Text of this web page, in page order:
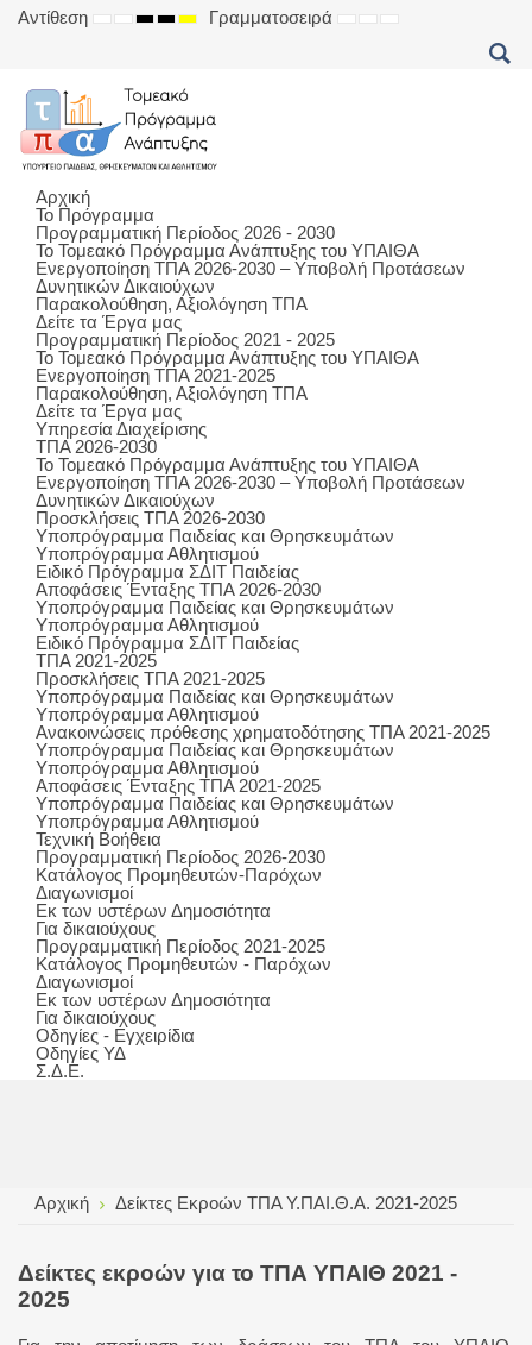
Αντίθεση
DEFAULT
NIGHT
HIGH
MODE
HIGH
MODE
HIGH
MODE
Γραμματοσειρά
SETSETSET
Αρχική
Το Πρόγραμμα
Προγραμματική Περίοδος 2026 - 2030
Το Τομεακό Πρόγραμμα Ανάπτυξης του ΥΠΑΙΘΑ
Ενεργοποίηση ΤΠΑ 2026-2030 – Υποβολή Προτάσεων
Δυνητικών Δικαιούχων
Παρακολούθηση, Αξιολόγηση ΤΠΑ
Δείτε τα Έργα μας
Προγραμματική Περίοδος 2021 - 2025
Το Τομεακό Πρόγραμμα Ανάπτυξης του ΥΠΑΙΘΑ
Ενεργοποίηση ΤΠΑ 2021-2025
Παρακολούθηση, Αξιολόγηση ΤΠΑ
Δείτε τα Έργα μας
Υπηρεσία Διαχείρισης
ΤΠΑ 2026-2030
Το Τομεακό Πρόγραμμα Ανάπτυξης του ΥΠΑΙΘΑ
Ενεργοποίηση ΤΠΑ 2026-2030 – Υποβολή Προτάσεων
Δυνητικών Δικαιούχων
Προσκλήσεις ΤΠΑ 2026-2030
Υποπρόγραμμα Παιδείας και Θρησκευμάτων
Υποπρόγραμμα Αθλητισμού
Ειδικό Πρόγραμμα ΣΔΙΤ Παιδείας
Αποφάσεις Ένταξης ΤΠΑ 2026-2030
Υποπρόγραμμα Παιδείας και Θρησκευμάτων
Υποπρόγραμμα Αθλητισμού
Ειδικό Πρόγραμμα ΣΔΙΤ Παιδείας
ΤΠΑ 2021-2025
Προσκλήσεις ΤΠΑ 2021-2025
Υποπρόγραμμα Παιδείας και Θρησκευμάτων
Υποπρόγραμμα Αθλητισμού
Ανακοινώσεις πρόθεσης χρηματοδότησης ΤΠΑ 2021-2025
Υποπρόγραμμα Παιδείας και Θρησκευμάτων
Υποπρόγραμμα Αθλητισμού
Αποφάσεις Ένταξης ΤΠΑ 2021-2025
Υποπρόγραμμα Παιδείας και Θρησκευμάτων
Υποπρόγραμμα Αθλητισμού
Τεχνική Βοήθεια
Προγραμματική Περίοδος 2026-2030
Κατάλογος Προμηθευτών-Παρόχων
Διαγωνισμοί
Εκ των υστέρων Δημοσιότητα
Για δικαιούχους
Προγραμματική Περίοδος 2021-2025
Κατάλογος Προμηθευτών - Παρόχων
Διαγωνισμοί
Εκ των υστέρων Δημοσιότητα
Για δικαιούχους
Οδηγίες - Εγχειρίδια
Οδηγίες ΥΔ
Σ.Δ.Ε.
Αρχική Δείκτες Εκροών ΤΠΑ Υ.ΠΑΙ.Θ.Α. 2021-2025
Δείκτες εκροών για το ΤΠΑ ΥΠΑΙΘ 2021 -
2025